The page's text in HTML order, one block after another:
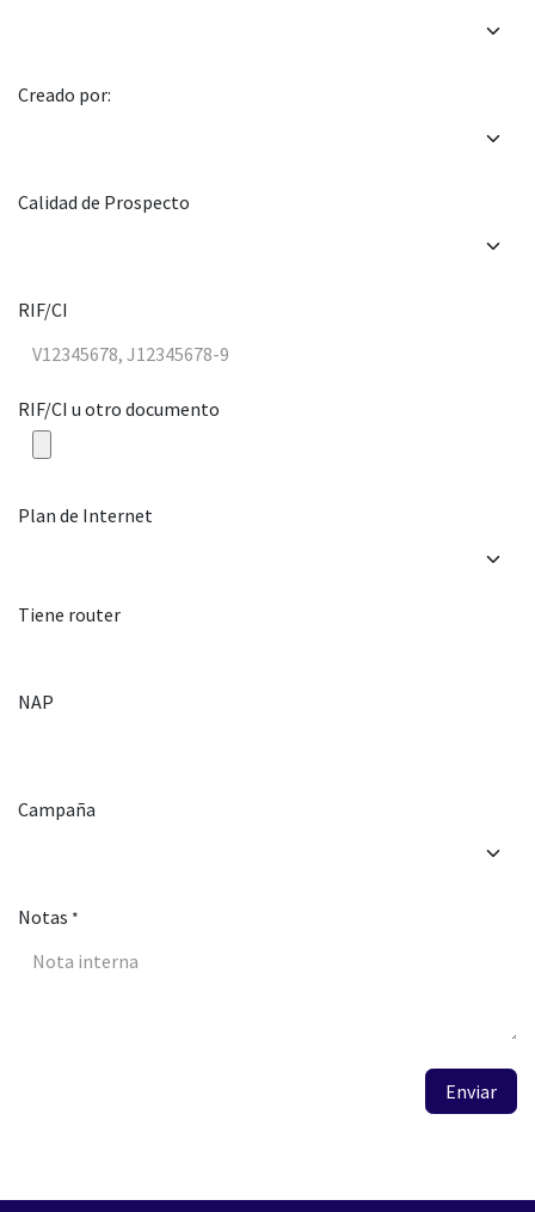
Creado por:
Calidad de Prospecto
RIF/CI
RIF/CI u otro documento
Plan de Internet
Tiene router
NAP
Campaña
Notas *
Enviar